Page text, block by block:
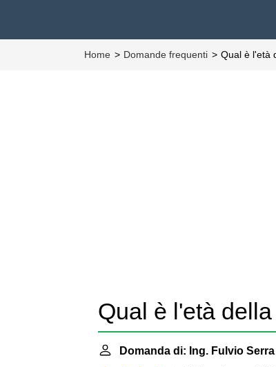
Home Domande frequenti Qual è l'età
Qual è l'età
Domanda di: Ing. Fulvio Serra